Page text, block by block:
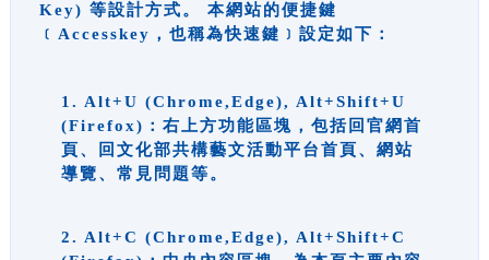
Key) 等設計方式。 本網站的便捷鍵
﹝Accesskey，也稱為快速鍵﹞設定如下：
1. Alt+U (Chrome,Edge), Alt+Shift+U
(Firefox)：右上方功能區塊，包括回官網首
頁、回文化部共構藝文活動平台首頁、網站
導覽、常見問題等。
2. Alt+C (Chrome,Edge), Alt+Shift+C